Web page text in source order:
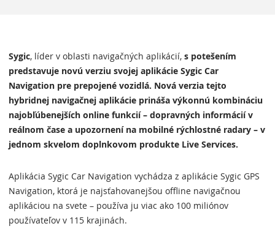
Sygic, líder v oblasti navigačných aplikácií, s potešením
predstavuje novú verziu svojej aplikácie Sygic Car
Navigation pre prepojené vozidlá. Nová verzia tejto
hybridnej navigačnej aplikácie prináša výkonnú kombináciu
najobľúbenejších online funkcií – dopravných informácií v
reálnom čase a upozornení na mobilné rýchlostné radary – v
jednom skvelom doplnkovom produkte Live Services.
Aplikácia Sygic Car Navigation vychádza z aplikácie Sygic GPS
Navigation, ktorá je najsťahovanejšou offline navigačnou
aplikáciou na svete – používa ju viac ako 100 miliónov
používateľov v 115 krajinách.